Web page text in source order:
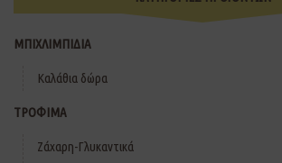
ΜΠΙΧΛΙΜΠΙΔΙΑ
Καλάθια δώρα
ΤΡΟΦΙΜΑ
Ζάχαρη-Γλυκαντικά